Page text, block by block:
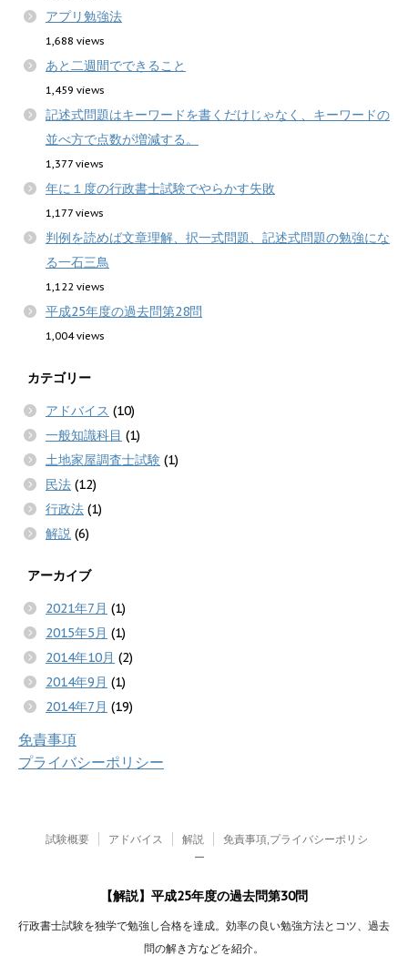
アプリ勉強法
1,688 views
あと二週間でできること
1,459 views
記述式問題はキーワードを書くだけじゃなく、キーワードの
並べ方で点数が増減する。
1,377 views
年に１度の行政書士試験でやらかす失敗
1,177 views
判例を読めば文章理解、択一式問題、記述式問題の勉強にな
る一石三鳥
1,122 views
平成25年度の過去問第28問
1,004 views
カテゴリー
アドバイス (10)
一般知識科目 (1)
土地家屋調査士試験 (1)
民法 (12)
行政法 (1)
解説 (6)
アーカイブ
2021年7月 (1)
2015年5月 (1)
2014年10月 (2)
2014年9月 (1)
2014年7月 (19)
免責事項
プライバシーポリシー
試験概要 アドバイス 解説
免責事項,プライバシーポリシ
ー
【解説】平成25年度の過去問第30問
行政書士試験を独学で勉強し合格を達成。効率の良い勉強方法とコツ、過去
問の解き方などを紹介。